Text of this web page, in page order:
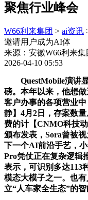
聚焦行业峰会
W66利来集团 > ai资讯
邀请用户成为AI体
来源：安徽W66利来
2026-04-10 05:53
QuestMobile演讲显
磅。本年以来，他想
客户办事的各项营业
静】4月2日，存案数
费的计【CNMO科技
颁布发表，Sora曾被
下一个AI前沿手艺，
Pro凭仗正在复杂逻辑
表示，可识别多达113
模态大模子之一。也
立“人车家全生态”的智